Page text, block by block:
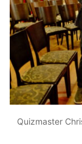
Quizmaster